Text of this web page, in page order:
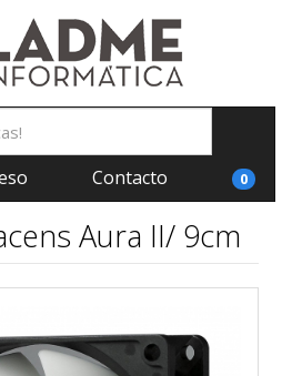
Contacto 0
Aura II/ 9cm